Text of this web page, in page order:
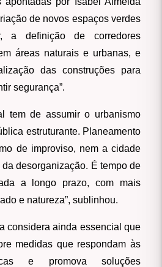
de novos espaços verdes
a definição de corredores
áreas naturais e urbanas, e
das construções para
segurança”.
tem de assumir o urbanismo
estruturante. Planeamento
de improviso, nem a cidade
desorganização. É tempo de
a longo prazo, com mais
e natureza”, sublinhou.
considera ainda essencial que
medidas que respondam às
e promova soluções